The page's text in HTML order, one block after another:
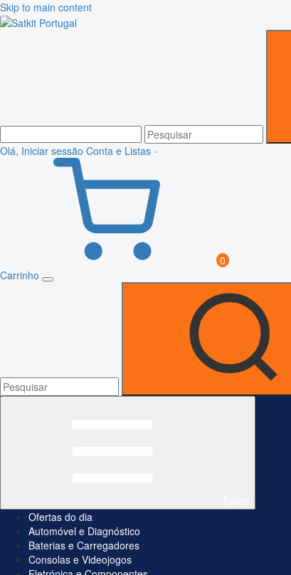
Skip to main content
Olá, Iniciar sessão Conta e Listas
0
Carrinho
Ofertas do dia
Automóvel e Diagnóstico
Baterias e Carregadores
Consolas e Videojogos